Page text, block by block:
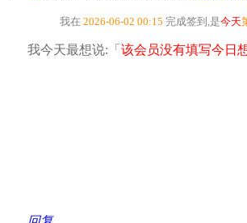
我在 2026-06-02 00:15 完成签到,是今天
我今天最想说:「 该会员没有填写今日